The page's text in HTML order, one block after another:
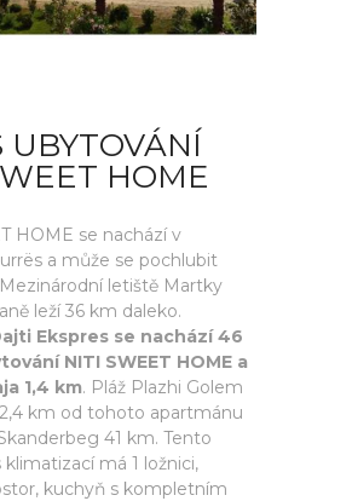
UBYTOVÁNÍ
HOME
HOME se nachází v
a může se pochlubit
letiště Martky
leží 36 km daleko.
Ekspres se nachází 46
NITI SWEET HOME a
1,4 km. Pláž Plazhi Golem
km od tohoto apartmánu
41 km. Tento
má 1 ložnici,
kuchyň s kompletním